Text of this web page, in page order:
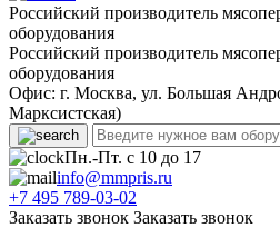
Российский производитель
оборудования
Российский производитель
оборудования
Офис: г. Москва, ул. Большая
Марксистская)
Пн.-Пт. с 10 до 17
info@mmpris.ru
+7 495 789-03-02
Заказать звонок Заказать звонок